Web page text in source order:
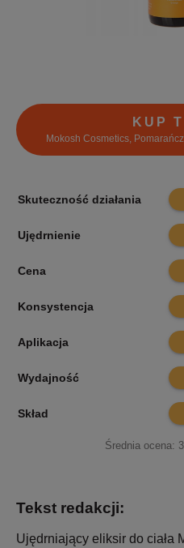
KUP
Mokosh Cosmetics,
Skuteczność działania 8.5
Ujędrnienie 7.9
Cena 7.1
Konsystencja 7.5
Aplikacja 6.9
Wydajność 6.8
Skład 9.2
Średnia ocena:
Tekst redakcji:
Ujędrniający eliksir do ciała